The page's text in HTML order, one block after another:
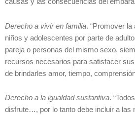
causas y las consecuencias del
Derecho a vivir en familia. “Promover la
niños y adolescentes por parte de
pareja o personas del mismo sexo,
recursos necesarios para satisfacer
de brindarles amor, tiempo,
Derecho a la igualdad sustantiva.
disfrute…, por lo tanto debe incluir a las